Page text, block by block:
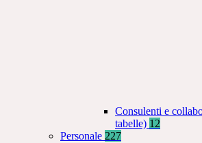
Consulenti e
tabelle) 12
Personale 227